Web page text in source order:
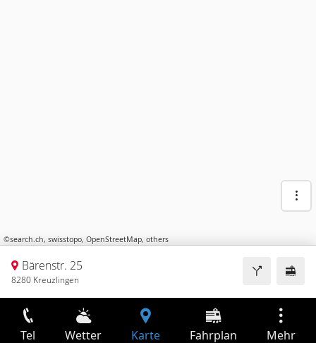
©search.ch, swisstopo, OpenStreetMap, others
Bärenstr. 25
8280 Kreuzlingen
Tel Wetter Karte Fahrplan Mehr